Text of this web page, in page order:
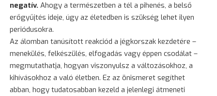
negatív. Ahogy a természetben a tél a pihenés, a belső
erőgyűjtés ideje, úgy az életedben is szükség lehet ilyen
periódusokra.
Az álomban tanúsított reakciód a jégkorszak kezdetére –
menekülés, felkészülés, elfogadás vagy éppen csodálat –
megmutathatja, hogyan viszonyulsz a változásokhoz, a
kihívásokhoz a való életben. Ez az önismeret segíthet
abban, hogy tudatosabban kezeld a jelenlegi átmeneti